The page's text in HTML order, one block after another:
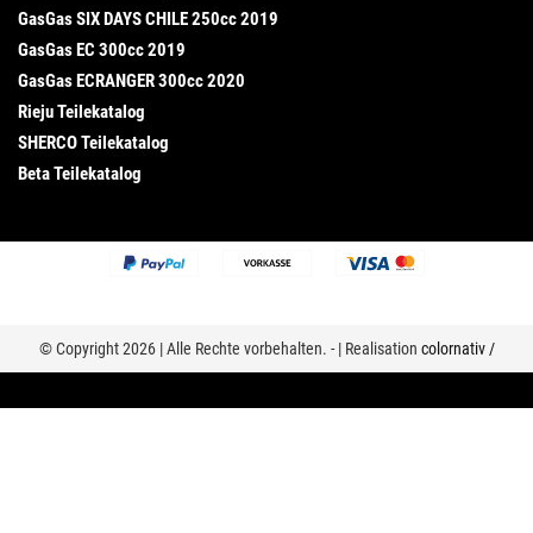
GasGas SIX DAYS CHILE 250cc 2019
GasGas EC 300cc 2019
GasGas ECRANGER 300cc 2020
Rieju Teilekatalog
SHERCO Teilekatalog
Beta Teilekatalog
© Copyright 2026 | Alle Rechte vorbehalten. - | Realisation colornativ /